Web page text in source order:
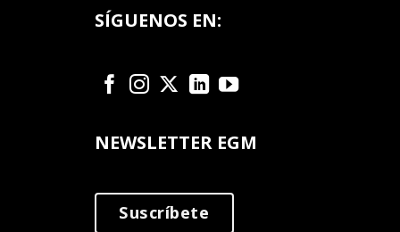
SÍGUENOS EN:
NEWSLETTER EGM
Suscríbete